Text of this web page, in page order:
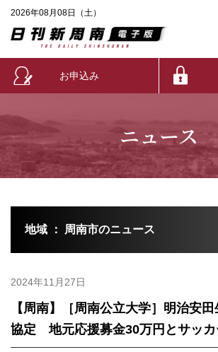
2026年08月08日（土）
お申込み
ニュース
地域 ： 周南市のニュース
2024年11月27日
【周南】［周南公立大学］明治安
協定 地元応援募金30万円とサッカ